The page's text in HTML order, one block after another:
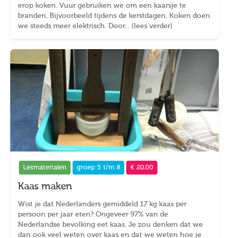
erop koken. Vuur gebruiken we om een kaarsje te
branden. Bijvoorbeeld tijdens de kerstdagen. Koken doen
we steeds meer elektrisch. Door... (lees verder)
Lesmaterialen groep 5 t/m 8 € 20,00
Kaas maken
Wist je dat Nederlanders gemiddeld 17 kg kaas per
persoon per jaar eten? Ongeveer 97% van de
Nederlandse bevolking eet kaas. Je zou denken dat we
dan ook veel weten over kaas en dat we weten hoe je